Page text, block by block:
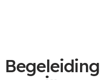
Begeleiding